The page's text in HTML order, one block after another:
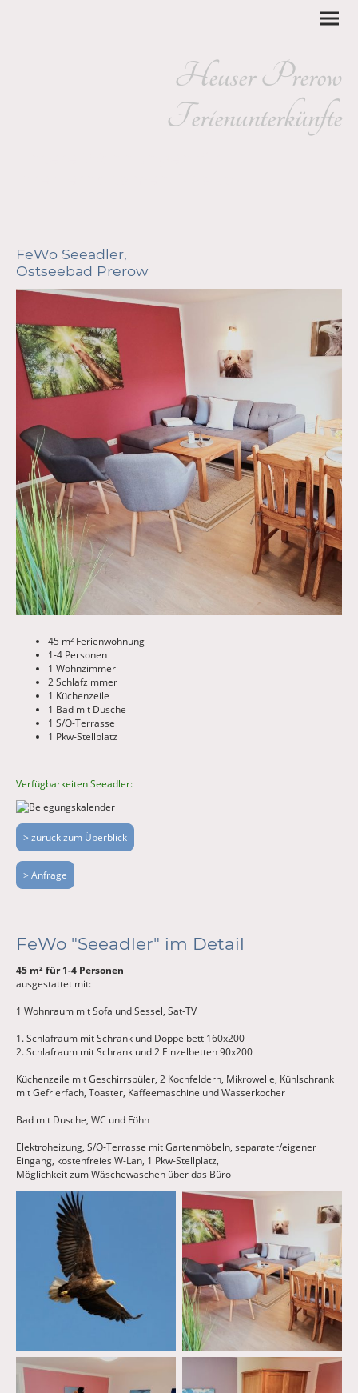
Heuser Prerow
Ferienunterkünfte
FeWo Seeadler,
Ostseebad Prerow
45 m² Ferienwohnung
1-4 Personen
1 Wohnzimmer
2 Schlafzimmer
1 Küchenzeile
1 Bad mit Dusche
1 S/O-Terrasse
1 Pkw-Stellplatz
Verfügbarkeiten Seeadler:
> zurück zum Überblick
> Anfrage
FeWo "Seeadler" im Detail
45 m² für 1-4 Personen
ausgestattet mit:
1 Wohnraum mit Sofa und Sessel, Sat-TV
1. Schlafraum mit Schrank und Doppelbett 160x200
2. Schlafraum mit Schrank und 2 Einzelbetten 90x200
Küchenzeile mit Geschirrspüler, 2 Kochfeldern, Mikrowelle, Kühlschrank
mit Gefrierfach, Toaster, Kaffeemaschine und Wasserkocher
Bad mit Dusche, WC und Föhn
Elektroheizung, S/O-Terrasse mit Gartenmöbeln, separater/eigener
Eingang, kostenfreies W-Lan, 1 Pkw-Stellplatz,
Möglichkeit zum Wäschewaschen über das Büro